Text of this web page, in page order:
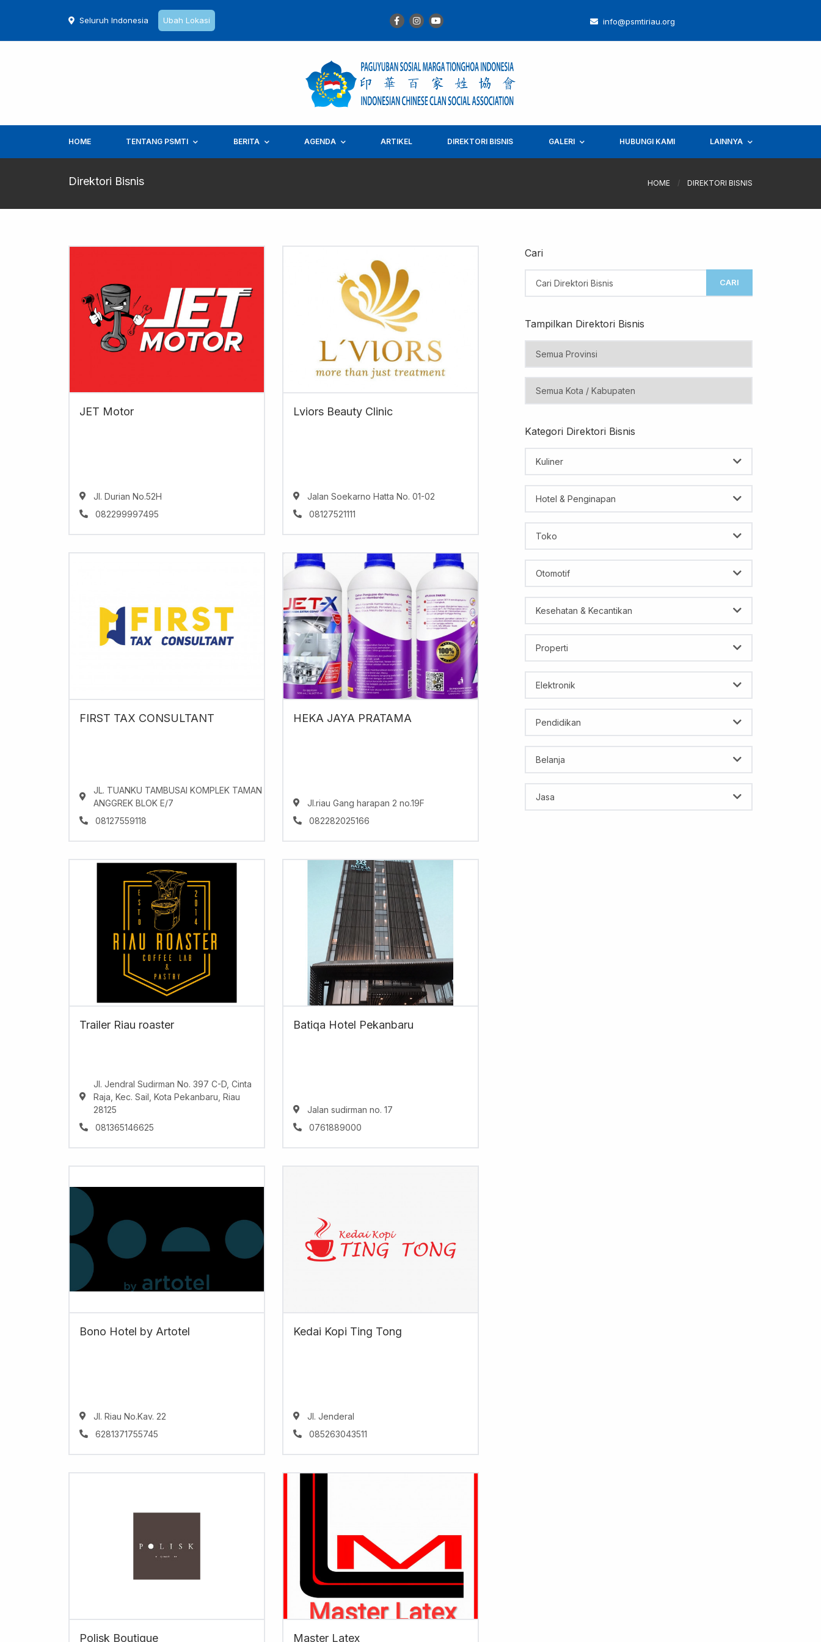
Seluruh Indonesia Ubah Lokasi info@psmtiriau.org
HOME TENTANG PSMTI BERITA AGENDA ARTIKEL DIREKTORI BISNIS GALERI HUBUNGI KAMI LAINNYA
Direktori Bisnis HOME / DIREKTORI BISNIS
JET Motor
Jl. Durian No.52H
082299997495
Lviors Beauty Clinic
Jalan Soekarno Hatta No. 01-02
08127521111
FIRST TAX CONSULTANT
JL. TUANKU TAMBUSAI KOMPLEK TAMAN
ANGGREK BLOK E/7
08127559118
HEKA JAYA PRATAMA
Jl.riau Gang harapan 2 no.19F
082282025166
Trailer Riau roaster
Jl. Jendral Sudirman No. 397 C-D, Cinta
Raja, Kec. Sail, Kota Pekanbaru, Riau
28125
081365146625
Batiqa Hotel Pekanbaru
Jalan sudirman no. 17
0761889000
Bono Hotel by Artotel
Jl. Riau No.Kav. 22
6281371755745
Kedai Kopi Ting Tong
Jl. Jenderal
085263043511
Polisk Boutique Master Latex
Cari
CARI
Tampilkan Direktori Bisnis
Kategori Direktori Bisnis
Kuliner
Hotel & Penginapan
Toko
Otomotif
Kesehatan & Kecantikan
Properti
Elektronik
Pendidikan
Belanja
Jasa